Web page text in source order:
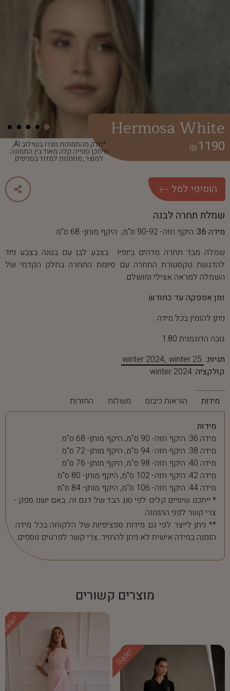
*חלק מהתמונות נוצרו בשילוב AI,
תיתכן סטייה קלה מאוד בין התמונה
למוצר, מוזמנות למדוד בסניפים
Hermosa White
1190
₪
הוסיפי לסל
שמלת תחרה לבנה
מידה 36:
היקף חזה- 90-92 ס"מ, היקף מותן- 68 ס"מ
שמלה מבד תחרה מדהים ביופיו בצבע לבן עם בטנה בצבע ניוד
להדגשת טקסטורת התחרה עם סיומת התחרה בחלק הקדמי של
השמלה למראה אצילי ומושלם.
זמן אספקה עד כחודש
ניתן להזמין בכל מידה
גובה הדוגמנית 1.80
תגיות:
winter 2024 winter 25
קולקציה: winter 2024
מידות הוראות כיבוס משלוח החזרות
מידות
מידה 36: היקף חזה- 90 ס"מ, היקף מותן- 68 ס"מ
מידה 38: היקף חזה- 94 ס"מ, היקף מותן- 72 ס"מ
מידה 40: היקף חזה- 98 ס"מ, היקף מותן- 76 ס"מ
מידה 42: היקף חזה- 102 ס"מ, היקף מותן- 80 ס"מ
מידה 44: היקף חזה- 106 ס"מ, היקף מותן- 84 ס"מ
* ייתכנו שינויים קלים לפי סוג הבד של דגם זה. באם ישנו ספק -
צרי קשר לפני ההזמנה.
** ניתן לייצר לפי גם מידות ספציפיות של הלקוחה בכל מידה.
הזמנה במידה אישית לא ניתן להחזיר. צרי קשר לפרטים נוספים.
מוצרים קשורים
Sale!